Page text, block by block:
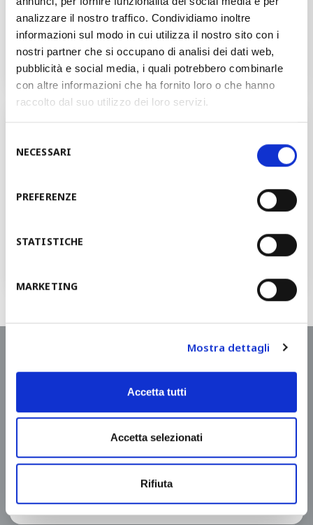
analizzare il nostro traffico. Condividiamo inoltre
informazioni sul modo in cui utilizza il nostro sito con i
nostri partner che si occupano di analisi dei dati web,
pubblicità e social media, i quali potrebbero combinarle
con altre informazioni che ha fornito loro o che hanno
raccolto dal suo utilizzo dei loro servizi.
delNECESSARI
PREFERENZE
STATISTICHE
MARKETING
Mostra dettagli
Accetta tutti
Accetta selezionati
Rifiuta
Укладка и упаковка
Вы хотели бы обсудить свой
проект с нашим менеджером?
ЗАПРОСИТЬ РАССЧЕТ СТОИМОСТИ
Вы получите контактные данные в течение
Проектируем и выпускаем линии
профилирования и линии резки в соответствии с
Imagine it's possible.